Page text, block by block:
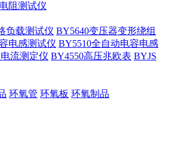
阻测试仪
负载测试仪 BY5640变压器变形绕组
电感测试仪 BY5510全自动电容电感
流测定仪 BY4550高压兆欧表 BYJS
环氧管 环氧板 环氧制品